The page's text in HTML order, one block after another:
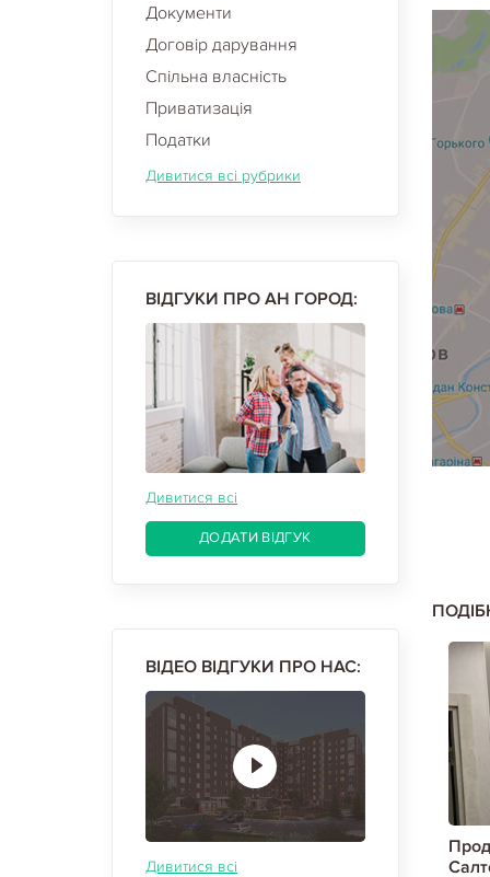
Документи
Договір дарування
Спільна власність
Приватизація
Податки
Дивитися всі рубрики
ВІДГУКИ ПРО АН ГОРОД:
Дивитися всі
ДОДАТИ ВІДГУК
ВІДЕО ВІДГУКИ ПРО НАС:
Дивитися всі
Продам 3-х кімнатну квартиру,
Салтовка, Студенческая метро,